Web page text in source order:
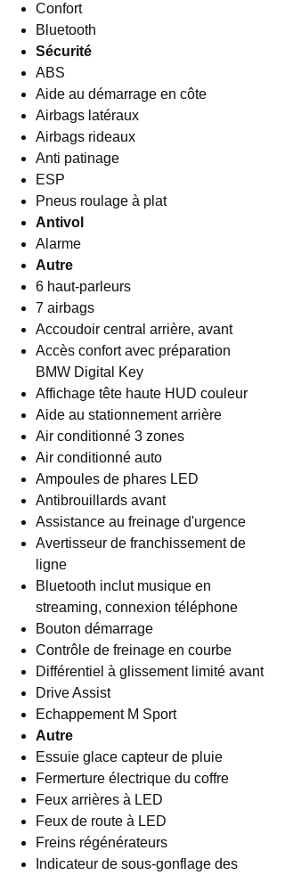
Confort
Bluetooth
Sécurité
ABS
Aide au démarrage en côte
Airbags latéraux
Airbags rideaux
Anti patinage
ESP
Pneus roulage à plat
Antivol
Alarme
Autre
6 haut-parleurs
7 airbags
Accoudoir central arrière, avant
Accès confort avec préparation
BMW Digital Key
Affichage tête haute HUD couleur
Aide au stationnement arrière
Air conditionné 3 zones
Air conditionné auto
Ampoules de phares LED
Antibrouillards avant
Assistance au freinage d'urgence
Avertisseur de franchissement de
ligne
Bluetooth inclut musique en
streaming, connexion téléphone
Bouton démarrage
Contrôle de freinage en courbe
Différentiel à glissement limité avant
Drive Assist
Echappement M Sport
Autre
Essuie glace capteur de pluie
Fermerture électrique du coffre
Feux arrières à LED
Feux de route à LED
Freins régénérateurs
Indicateur de sous-gonflage des